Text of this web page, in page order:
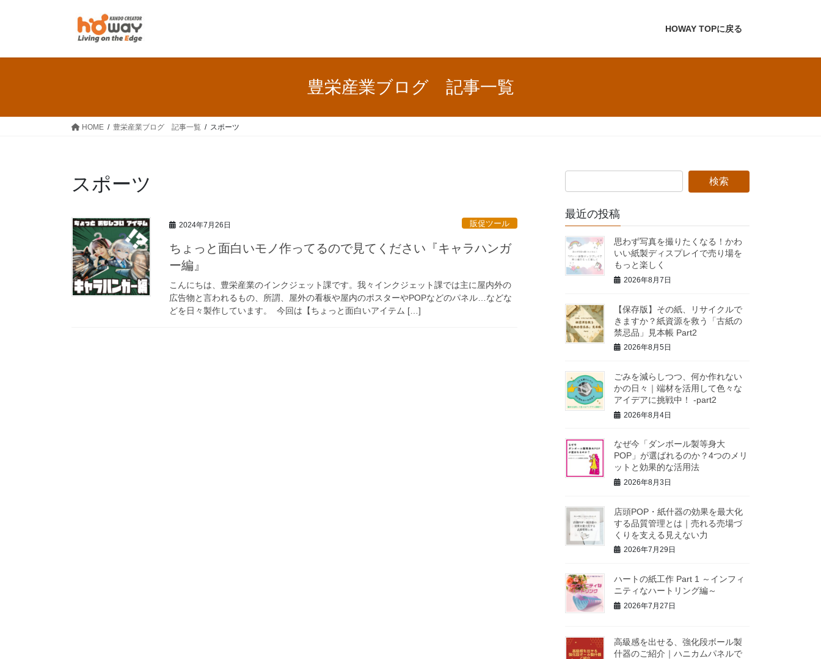
HOWAY TOPに戻る
豊栄産業ブログ 記事一覧
HOME 豊栄産業ブログ 記事一覧 スポーツ
スポーツ
2024年7月26日 販促ツール
ちょっと面白いモノ作ってるので見てください『キャラハンガ
ー編』
こんにちは、豊栄産業のインクジェット課です。我々インクジェット課では主に屋内外の
広告物と言われるもの、所謂、屋外の看板や屋内のポスターやPOPなどのパネル…などな
どを日々製作しています。 今回は【ちょっと面白いアイテム […]
最近の投稿
思わず写真を撮りたくなる！かわ
いい紙製ディスプレイで売り場を
もっと楽しく
2026年8月7日
【保存版】その紙、リサイクルで
きますか？紙資源を救う「古紙の
禁忌品」見本帳 Part2
2026年8月5日
ごみを減らしつつ、何か作れない
かの日々｜端材を活用して色々な
アイデアに挑戦中！ -part2
2026年8月4日
なぜ今「ダンボール製等身大
POP」が選ばれるのか？4つのメリ
ットと効果的な活用法
2026年8月3日
店頭POP・紙什器の効果を最大化
する品質管理とは｜売れる売場づ
くりを支える見えない力
2026年7月29日
ハートの紙工作 Part 1 ～インフィ
ニティなハートリング編～
2026年7月27日
高級感を出せる、強化段ボール製
什器のご紹介｜ハニカムパネルで